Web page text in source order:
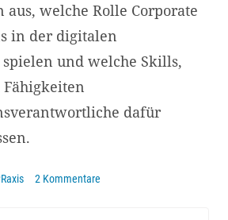
welche Rolle Corporate
in der digitalen
und welche Skills,
dafür
2 Kommentare